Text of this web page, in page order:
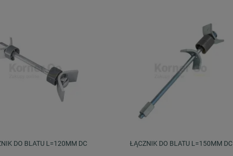
DO BLATU L=120MM DC ŁĄCZNIK DO BLATU L=150MM DC